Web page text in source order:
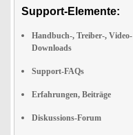
Support-Elemente:
Handbuch-, Treiber-, Video-
Downloads
Support-FAQs
Erfahrungen, Beiträge
Diskussions-Forum